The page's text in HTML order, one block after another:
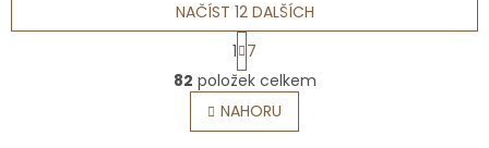
O
v
l
á
NAČÍST 12 DALŠÍCH
S
t
r
á
n
k
1 7
82 položek celkem
NAHORU